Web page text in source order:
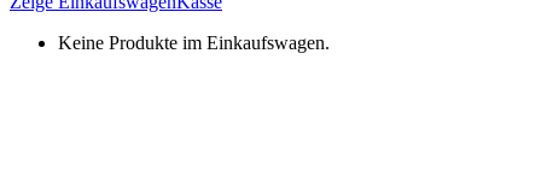
Keine Produkte im Einkaufswagen.